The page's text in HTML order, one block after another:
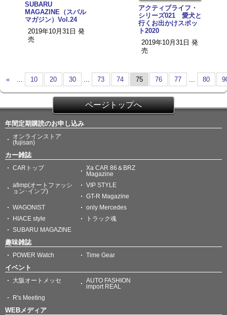
SUBARU
MAGAZINE（スバル
マガジン）Vol.24
2019年10月31日 発
売
アクティブライフ・
シリーズ021 愛犬と
行くお出かけスポッ
ト2020
2019年10月31日 発
売
« ... 10 20 30 ... 73 74 75 76 77 ... 80
ページトップへ
年間定期購読のお申し込み
オンラインストア
(fujisan)
カー雑誌
CARトップ
Xa CAR 86＆BRZ
Magazine
afimp(オートファッシ
ョン･インプ)
VIP STYLE
GT-R Magazine
WAGONIST
only Mercedes
HIACE style
トラック魂
SUBARU MAGAZINE
趣味雑誌
POWER Watch Time Gear
イベント
大阪オートメッセ
AUTO FASHION
import REAL
R's Meeting
WEBメディア